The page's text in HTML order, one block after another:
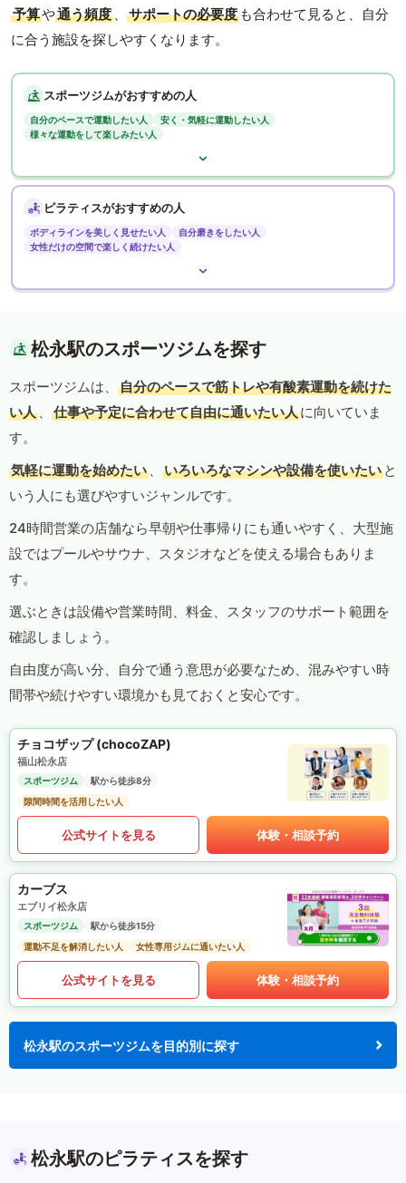
予算や通う頻度 、 サポートの必要度 も合わせて見ると、自分
に合う施設を探しやすくなります。
スポーツジムがおすすめの人
自分のペースで運動したい人
安く・気軽に運動したい人
様々な運動をして楽しみたい人
ピラティスがおすすめの人
ボディラインを美しく見せたい人
自分磨きをしたい人
女性だけの空間で楽しく続けたい人
松永駅のスポーツジムを探す
スポーツジムは、
自分のペースで筋トレや有酸素運動を続けた
い人 、 仕事や予定に合わせて自由に通いたい人に向いていま
す。
気軽に運動を始めたい 、 いろいろなマシンや設備を使いたい と
いう人にも選びやすいジャンルです。
24時間営業の店舗なら早朝や仕事帰りにも通いやすく、大型施
設ではプールやサウナ、スタジオなどを使える場合もありま
す。
選ぶときは設備や営業時間、料金、スタッフのサポート範囲を
確認しましょう。
自由度が高い分、自分で通う意思が必要なため、混みやすい時
間帯や続けやすい環境かも見ておくと安心です。
チョコザップ (chocoZAP)
福山松永店
スポーツジム
駅から徒歩8分
隙間時間を活用したい人
公式サイトを見る 体験・相談予約
カーブス
エブリイ松永店
スポーツジム
駅から徒歩15分
運動不足を解消したい人
女性専用ジムに通いたい人
公式サイトを見る 体験・相談予約
松永駅のスポーツジムを目的別に探す
松永駅のピラティスを探す